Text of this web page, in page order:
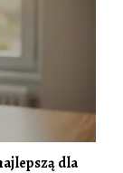
dla